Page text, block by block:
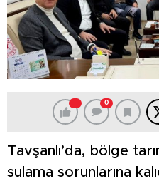
0
Tavşanlı’da, bölge
sulama sorunlarına